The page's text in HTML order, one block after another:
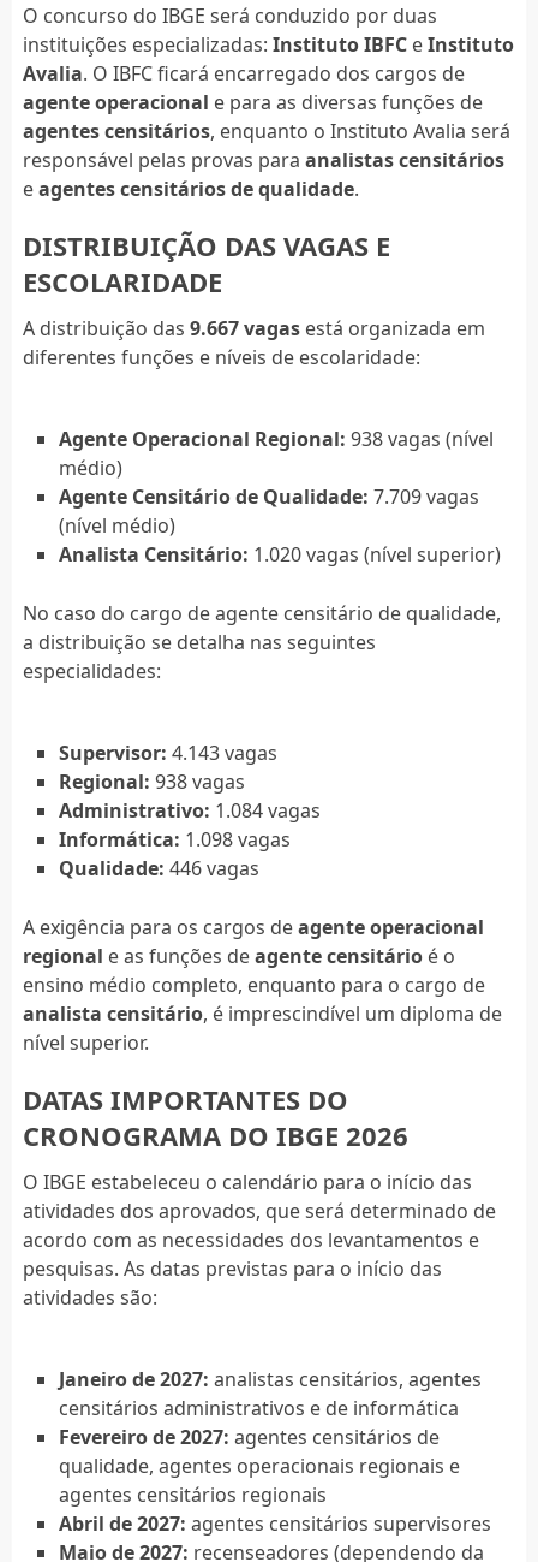
O concurso do IBGE será conduzido por duas
instituições especializadas: Instituto IBFCeInstituto
Avalia. O IBFC ficará encarregado dos cargos de
agente operacional e para as diversas funções de
agentes censitários, enquanto o Instituto Avalia será
responsável pelas provas para analistas censitários
eagentes censitários de qualidade.
DISTRIBUIÇÃO DAS VAGAS E
ESCOLARIDADE
A distribuição das 9.667 vagasestá organizada em
diferentes funções e níveis de escolaridade:
Agente Operacional Regional: 938 vagas (nível
médio)
Agente Censitário de Qualidade: 7.709 vagas
(nível médio)
Analista Censitário: 1.020 vagas (nível superior)
No caso do cargo de agente censitário de qualidade,
a distribuição se detalha nas seguintes
especialidades:
Supervisor: 4.143 vagas
Regional: 938 vagas
Administrativo: 1.084 vagas
Informática: 1.098 vagas
Qualidade: 446 vagas
A exigência para os cargos deagente operacional
regional e as funções deagente censitárioé o
ensino médio completo, enquanto para o cargo de
analista censitário, é imprescindível um diploma de
nível superior.
DATAS IMPORTANTES DO
CRONOGRAMA DO IBGE 2026
O IBGE estabeleceu o calendário para o início das
atividades dos aprovados, que será determinado de
acordo com as necessidades dos levantamentos e
pesquisas. As datas previstas para o início das
atividades são:
Janeiro de 2027: analistas censitários, agentes
censitários administrativos e de informática
Fevereiro de 2027: agentes censitários de
qualidade, agentes operacionais regionais e
agentes censitários regionais
Abril de 2027: agentes censitários supervisores
Maio de 2027: recenseadores (dependendo da